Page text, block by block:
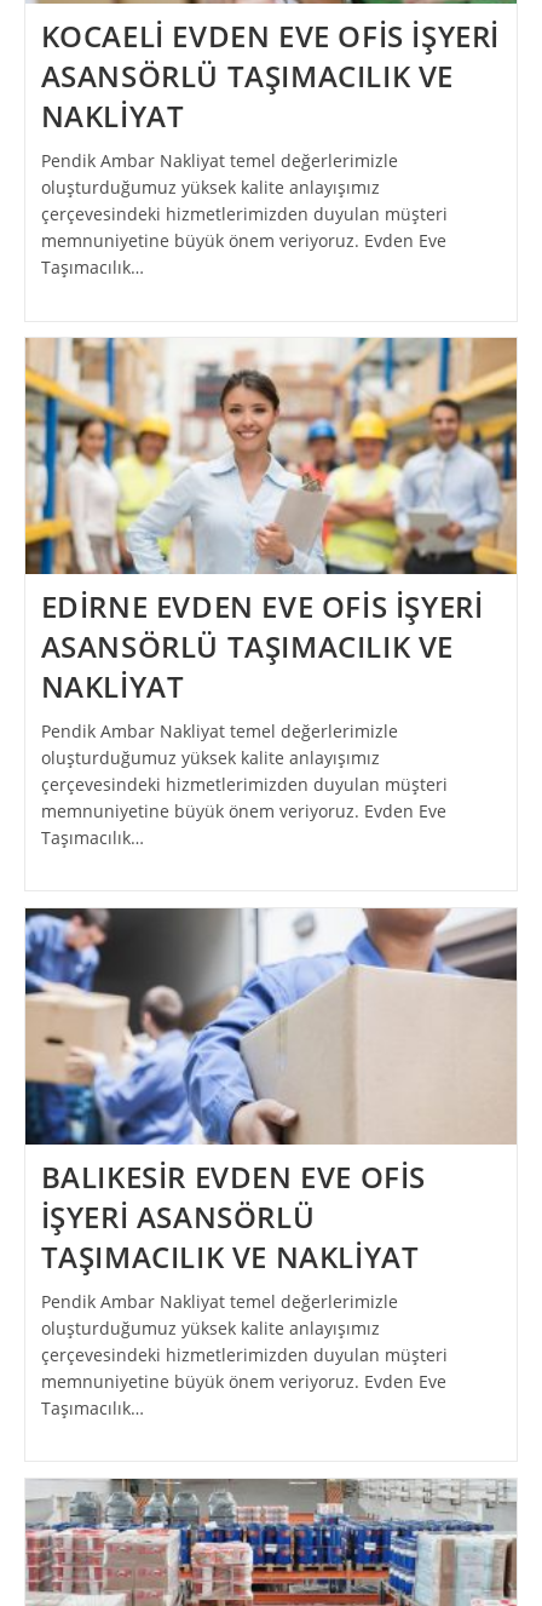
KOCAELİ EVDEN EVE OFİS İŞYERİ
ASANSÖRLÜ TAŞIMACILIK VE
NAKLİYAT
Pendik Ambar Nakliyat temel değerlerimizle
oluşturduğumuz yüksek kalite anlayışımız
çerçevesindeki hizmetlerimizden duyulan müşteri
memnuniyetine büyük önem veriyoruz. Evden Eve
Taşımacılık…
EDİRNE EVDEN EVE OFİS İŞYERİ
ASANSÖRLÜ TAŞIMACILIK VE
NAKLİYAT
Pendik Ambar Nakliyat temel değerlerimizle
oluşturduğumuz yüksek kalite anlayışımız
çerçevesindeki hizmetlerimizden duyulan müşteri
memnuniyetine büyük önem veriyoruz. Evden Eve
Taşımacılık…
BALIKESİR EVDEN EVE OFİS
İŞYERİ ASANSÖRLÜ
TAŞIMACILIK VE NAKLİYAT
Pendik Ambar Nakliyat temel değerlerimizle
oluşturduğumuz yüksek kalite anlayışımız
çerçevesindeki hizmetlerimizden duyulan müşteri
memnuniyetine büyük önem veriyoruz. Evden Eve
Taşımacılık…